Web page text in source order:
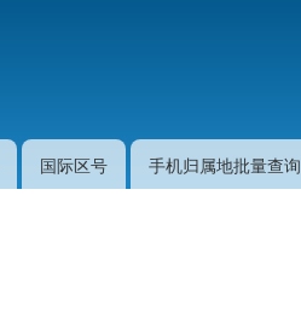
要
国际区号 手机归属地批量查询